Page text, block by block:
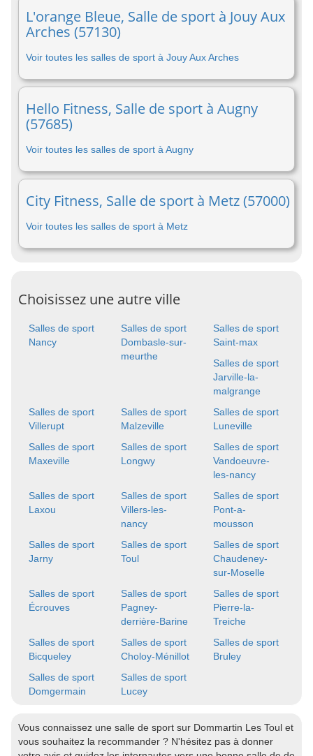
L'orange Bleue, Salle de sport à Jouy Aux
Arches (57130)
Voir toutes les salles de sport à Jouy Aux Arches
Hello Fitness, Salle de sport à Augny
(57685)
Voir toutes les salles de sport à Augny
City Fitness, Salle de sport à Metz (57000)
Voir toutes les salles de sport à Metz
Choisissez une autre ville
Salles de sport
Nancy
Salles de sport
Dombasle-sur-
meurthe
Salles de sport
Saint-max
Salles de sport
Jarville-la-
malgrange
Salles de sport
Villerupt
Salles de sport
Malzeville
Salles de sport
Luneville
Salles de sport
Maxeville
Salles de sport
Longwy
Salles de sport
Vandoeuvre-
les-nancy
Salles de sport
Laxou
Salles de sport
Villers-les-
nancy
Salles de sport
Pont-a-
mousson
Salles de sport
Jarny
Salles de sport
Toul
Salles de sport
Chaudeney-
sur-Moselle
Salles de sport
Écrouves
Salles de sport
Pagney-
derrière-Barine
Salles de sport
Pierre-la-
Treiche
Salles de sport
Bicqueley
Salles de sport
Choloy-Ménillot
Salles de sport
Bruley
Salles de sport
Domgermain
Salles de sport
Lucey
Vous connaissez une salle de sport sur Dommartin Les Toul et
vous souhaitez la recommander ? N'hésitez pas à donner